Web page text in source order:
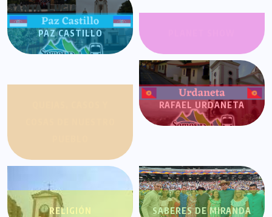
PAZ CASTILLO
RAFAEL URDANETA
RELIGIÓN SABERES DE MIRANDA